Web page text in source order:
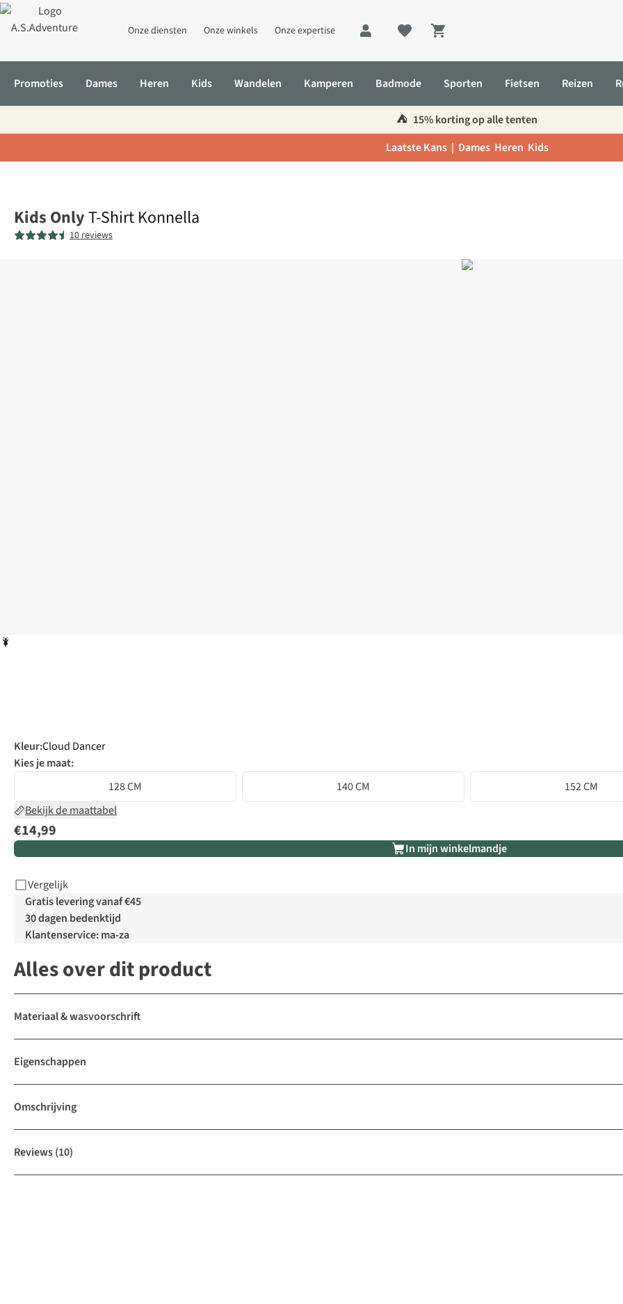
Onze diensten Onze winkels Onze expertise
Shopping cart
Promoties Dames Heren Kids Wandelen Kamperen Badmode Sporten Fietsen Reizen
⛺️ 15% korting op alle tenten
Laatste Kans | Dames Heren Kids
Kids OnlyT-Shirt Konnella
10 reviews
Kleur:Cloud Dancer
Kies je maat:
128 CM
140 CM
152 CM
Bekijk de maattabel
€14,99
In mijn winkelmandje
Vergelijk
Gratis levering vanaf €45
30 dagen bedenktijd
Klantenservice: ma-za
Alles over dit product
Materiaal & wasvoorschrift
Eigenschappen
Omschrijving
Reviews(10)